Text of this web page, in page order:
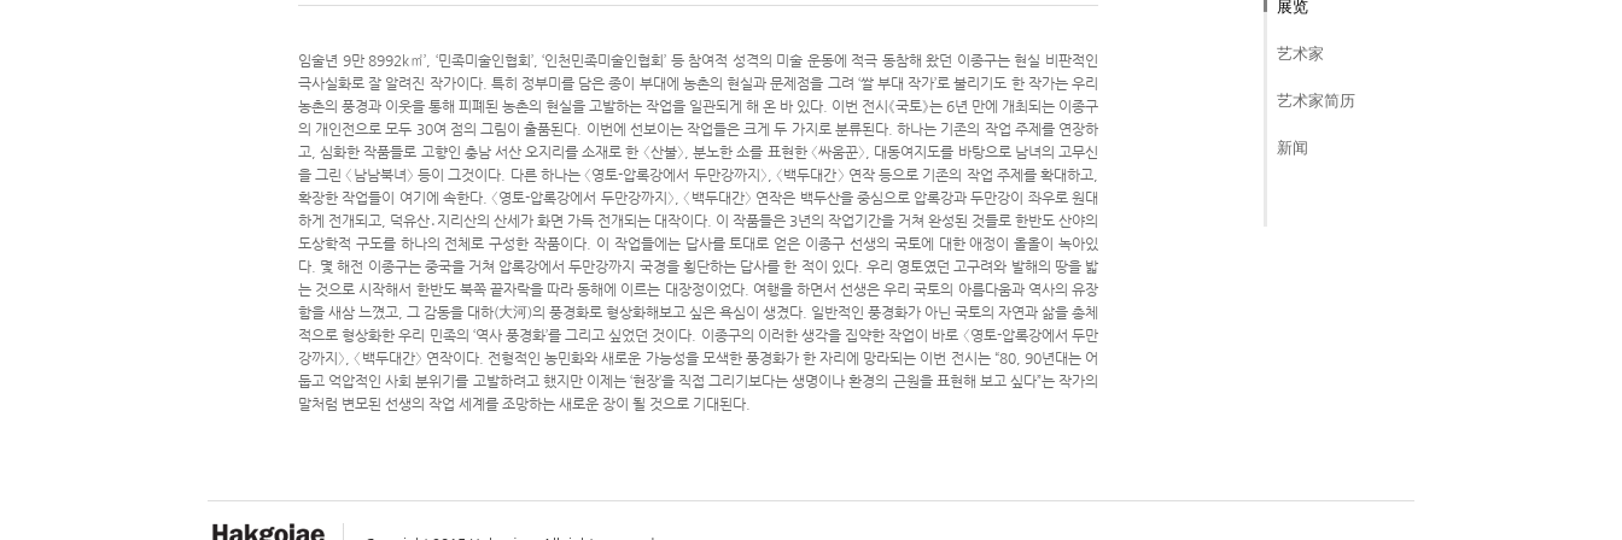
임술년 9만 8992k㎡’, ‘민족미술인협회’, ‘인천민족미술인협회’ 등 참여적 성격의 미술 운동에 적극 동참해 왔던 이종구는 현실 비판적인
극사실화로 잘 알려진 작가이다. 특히 정부미를 담은 종이 부대에 농촌의 현실과 문제점을 그려 ‘쌀 부대 작가’로 불리기도 한 작가는 우리
농촌의 풍경과 이웃을 통해 피폐된 농촌의 현실을 고발하는 작업을 일관되게 해 온 바 있다. 이번 전시《국토》는 6년 만에 개최되는 이종구
의 개인전으로 모두 30여 점의 그림이 출품된다. 이번에 선보이는 작업들은 크게 두 가지로 분류된다. 하나는 기존의 작업 주제를 연장하
고, 심화한 작품들로 고향인 충남 서산 오지리를 소재로 한 〈산불〉, 분노한 소를 표현한 〈싸움꾼〉, 대동여지도를 바탕으로 남녀의 고무신
을 그린 〈남남북녀〉 등이 그것이다. 다른 하나는 〈영토-압록강에서 두만강까지〉, 〈백두대간〉 연작 등으로 기존의 작업 주제를 확대하고,
확장한 작업들이 여기에 속한다. 〈영토-압록강에서 두만강까지〉, 〈백두대간〉 연작은 백두산을 중심으로 압록강과 두만강이 좌우로 원대
하게 전개되고, 덕유산․지리산의 산세가 화면 가득 전개되는 대작이다. 이 작품들은 3년의 작업기간을 거쳐 완성된 것들로 한반도 산야의
도상학적 구도를 하나의 전체로 구성한 작품이다. 이 작업들에는 답사를 토대로 얻은 이종구 선생의 국토에 대한 애정이 올올이 녹아있
다. 몇 해전 이종구는 중국을 거쳐 압록강에서 두만강까지 국경을 횡단하는 답사를 한 적이 있다. 우리 영토였던 고구려와 발해의 땅을 밟
는 것으로 시작해서 한반도 북쪽 끝자락을 따라 동해에 이르는 대장정이었다. 여행을 하면서 선생은 우리 국토의 아름다움과 역사의 유장
함을 새삼 느꼈고, 그 감동을 대하(大河)의 풍경화로 형상화해보고 싶은 욕심이 생겼다. 일반적인 풍경화가 아닌 국토의 자연과 삶을 총체
적으로 형상화한 우리 민족의 ‘역사 풍경화’를 그리고 싶었던 것이다. 이종구의 이러한 생각을 집약한 작업이 바로 〈영토-압록강에서 두만
강까지〉, 〈백두대간〉 연작이다. 전형적인 농민화와 새로운 가능성을 모색한 풍경화가 한 자리에 망라되는 이번 전시는 “80, 90년대는 어
둡고 억압적인 사회 분위기를 고발하려고 했지만 이제는 ‘현장’을 직접 그리기보다는 생명이나 환경의 근원을 표현해 보고 싶다”는 작가의
말처럼 변모된 선생의 작업 세계를 조망하는 새로운 장이 될 것으로 기대된다.
展览
艺术家
艺术家简历
新闻